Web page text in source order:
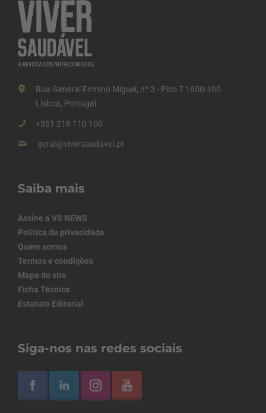
Rua General Firmino Miguel, nº 3 - Piso 7 1600-100
Lisboa, Portugal
+351 218 110 100
geral@viversaudavel.pt
Saiba mais
Assine a VS NEWS
Política de privacidade
Quem somos
Termos e condições
Mapa do site
Ficha Técnica
Estatuto Editorial
Siga-nos nas redes sociais